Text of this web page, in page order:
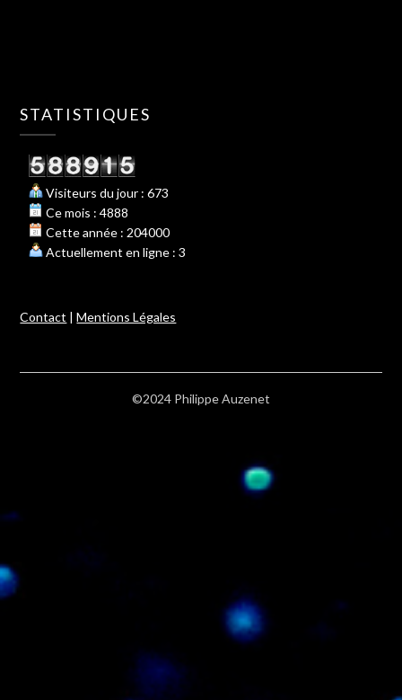
STATISTIQUES
Visiteurs du jour : 673
Ce mois : 4888
Cette année : 204000
Actuellement en ligne : 3
Contact |Mentions Légales
©2024 Philippe Auzenet